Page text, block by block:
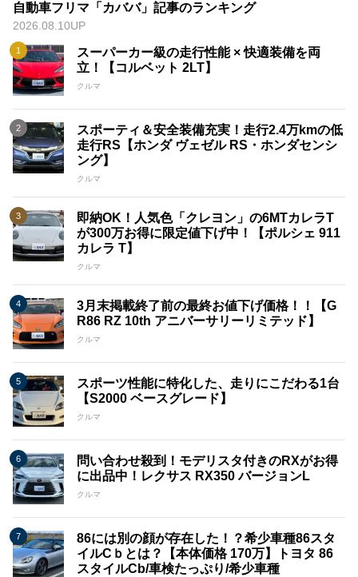
自動車フリマ「カババ」記事のランキング
2026.08.10UP
スーパーカー級の走行性能 × 快適装備を両
立！【コルベット 2LT】
クルマ
スポーティ＆安全装備充実！走行2.4万kmの低
走行RS【ホンダ ヴェゼル RS・ホンダセンシ
ング】
クルマ
即納OK！人気色「クレヨン」の6MTカレラT
が300万お得に限定値下げ中！【ポルシェ 911
カレラ T】
クルマ
3月末掲載終了前の最終お値下げ価格！！【G
R86 RZ 10th アニバーサリーリミテッド】
クルマ
スポーツ性能に特化した、走りにこだわる1台
【S2000 ベースグレード】
クルマ
問い合わせ殺到！モデリスタ付きのRXがお得
に出品中！レクサス RX350 バージョンL
クルマ
86には別の顔が存在した！？希少車種86スタ
イルCｂとは？【本体価格 170万】トヨタ 86
スタイルCb/車検たっぷり/希少車種